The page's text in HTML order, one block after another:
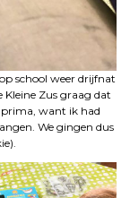
school weer drijfnat
Zus graag dat
prima, want ik had
We gingen dus